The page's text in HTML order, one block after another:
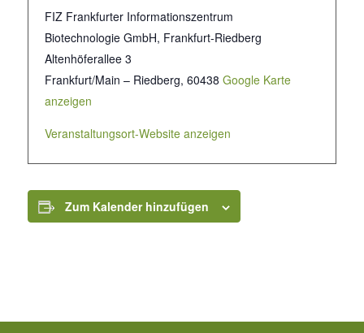
FIZ Frankfurter Informationszentrum
Biotechnologie GmbH, Frankfurt-Riedberg
Altenhöferallee 3
Frankfurt/Main – Riedberg, 60438 Google Karte
anzeigen
Veranstaltungsort-Website anzeigen
Zum Kalender hinzufügen